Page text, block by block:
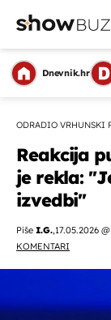
Dnevnik.hr
ODRADIO VRHUNSKI
Reakcija
je rekla:
izvedbi''
Piše I.G.,17.05.2026
KOMENTARI